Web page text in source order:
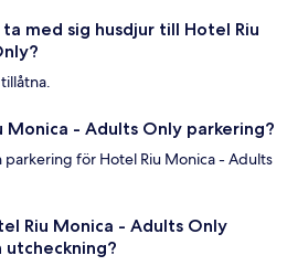
med sig husdjur till Hotel Riu
Monica - Adults Only parkering?
för Hotel Riu Monica - Adults
Riu Monica - Adults Only